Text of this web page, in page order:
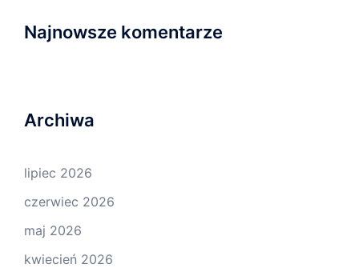
Najnowsze komentarze
Archiwa
lipiec 2026
czerwiec 2026
maj 2026
kwiecień 2026